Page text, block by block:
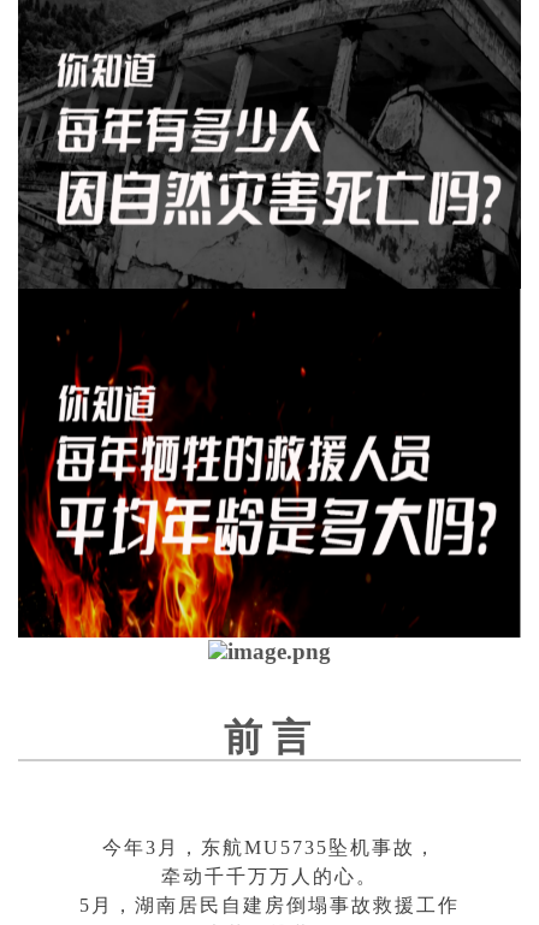
前 言
今年3月，东航MU5735坠机事故，
牵动千千万万人的心。
5月，湖南居民自建房倒塌事故救援工作